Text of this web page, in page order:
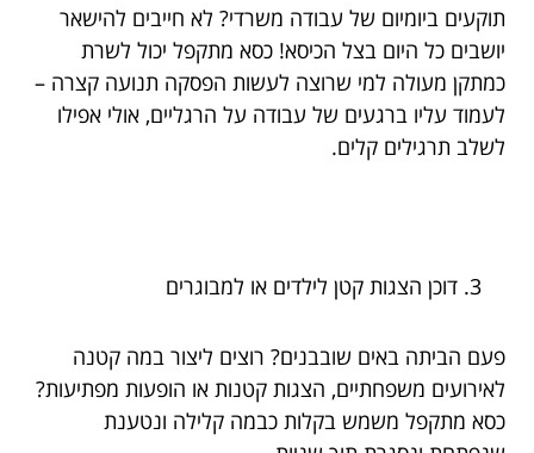
תוקעים ביומיום של עבודה משרדי? לא חייבים להישאר
יושבים כל היום בצל הכיסא! כסא מתקפל יכול לשרת
כמתקן מעולה למי שרוצה לעשות הפסקה תנועה קצרה –
לעמוד עליו ברגעים של עבודה על הרגליים, אולי אפילו
לשלב תרגילים קלים.
דוכן הצגות קטן לילדים או למבוגרים
פעם הביתה באים שובבנים? רוצים ליצור במה קטנה
לאירועים משפחתיים, הצגות קטנות או הופעות מפתיעות?
כסא מתקפל משמש בקלות כבמה קלילה ונטענת